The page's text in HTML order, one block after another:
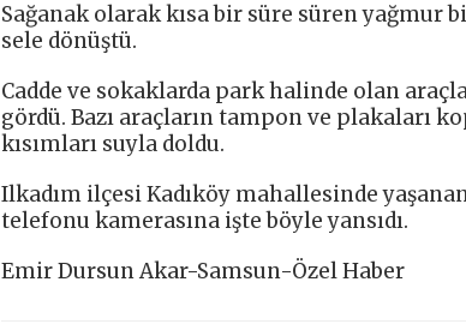
Sağanak olarak kısa bir süre süren yağmur
sele dönüştü.
Cadde ve sokaklarda park halinde olan
gördü. Bazı araçların tampon ve plakaları
kısımları suyla doldu.
Ilkadım ilçesi Kadıköy mahallesinde
telefonu kamerasına işte böyle yansıdı.
Emir Dursun Akar-Samsun-Özel Haber